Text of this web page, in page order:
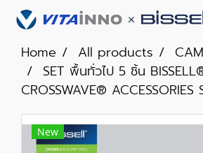
Home All products
SET พื้นทั่วไป 5 ชิ้น
CROSSWAVE® ACCESSORIES
New